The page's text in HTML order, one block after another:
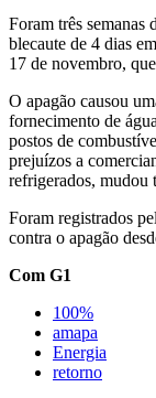
Foram três semanas
blecaute de 4 dias
17 de novembro,
O apagão causou
fornecimento de
postos de
prejuízos a
refrigerados, mudou
Foram registrados
contra o apagão
Com G1
100%
amapa
Energia
retorno